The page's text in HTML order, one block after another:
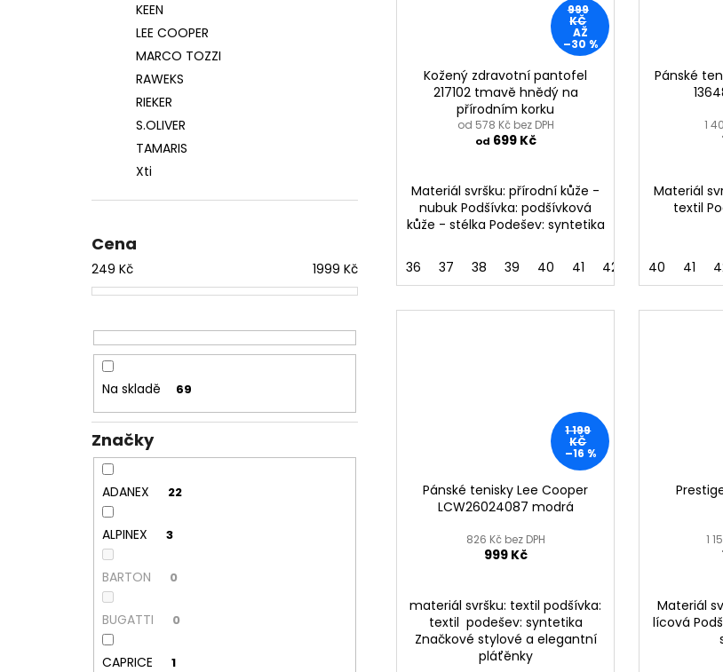
KEEN
LEE COOPER
MARCO TOZZI
RAWEKS
RIEKER
S.OLIVER
TAMARIS
Xti
Cena
249 Kč 1999 Kč
Na skladě 69
Značky
ADANEX 22
ALPINEX 3
BARTON 0
BUGATTI 0
CAPRICE 1
999
KČ
AŽ
–30 %
Kožený zdravotní pantofel
217102 tmavě hnědý na
přírodním korku
od 578 Kč bez DPH
od 699 Kč
Materiál svršku: přírodní kůže -
nubuk Podšívka: podšívková
kůže - stélka Podešev: syntetika
36 37 38 39 40 41 42 43 44 45
Pánské
1
Materiál
textil
40 41
1 199
KČ
–16 %
Pánské tenisky Lee Cooper
LCW26024087 modrá
826 Kč bez DPH
999 Kč
materiál svršku: textil podšívka:
textil podešev: syntetika
Značkové stylové a elegantní
pláťěnky
1
Materiál
lícová